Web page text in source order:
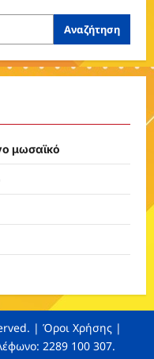
Αναζήτηση
μωσαϊκό
| Όροι Χρήσης |
2289 100 307.